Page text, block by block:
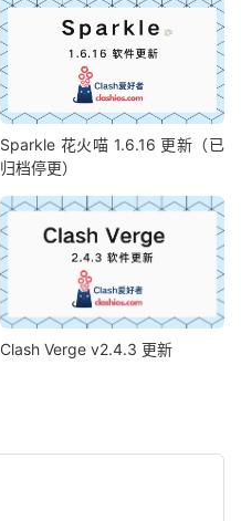
Sparkle 花火喵 1.6.16 更新（已
归档停更）
Clash Verge v2.4.3 更新